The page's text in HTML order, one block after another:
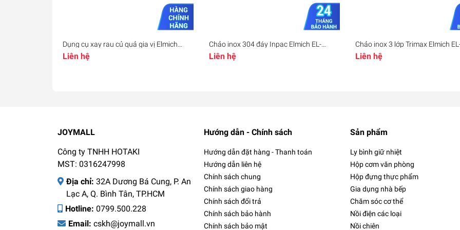
Dụng cụ xay rau củ quả gia vị Elmich
EL8416, Hàng chính hãng, cối nhựa
trong suốt, lưỡi dao bằng inox - JoyMall
Liên hệ
Chảo inox 304 đáy Inpac Elmich EL-
2830 EL-2831 EL-2832 EL-2833, Hàng
chính hãng, sử dụng trên mọi loại bếp -
Liên hệ
Chảo inox 3 lớp Trimax Elmich EL-
26cm, Hàng chính hãng, Công
Stop Hot, dùng được mọi loại bếp -
Liên hệ
JOYMALL
Công ty TNHH HOTAKI
MST: 0316247998
Địa chỉ: 32A Dương Bá Cung, P. An
Lạc A, Q. Bình Tân, TP.HCM
Hotline: 0799.500.228
Email: cskh@joymall.vn
Hướng dẫn - Chính sách
Hướng dẫn đặt hàng - Thanh toán
Hướng dẫn liên hệ
Chính sách chung
Chính sách giao hàng
Chính sách đổi trả
Chính sách bảo hành
Chính sách bảo mật
Sản phẩm
Ly bình giữ nhiệt
Hộp cơm văn phòng
Hộp đựng thực phẩm
Gia dụng nhà bếp
Chăm sóc cơ thể
Nồi điện các loại
Nồi chiên